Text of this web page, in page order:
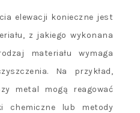
elewacji konieczne jest
z jakiego wykonana
materiału wymaga
Na przykład,
metal mogą reagować
chemiczne lub metody